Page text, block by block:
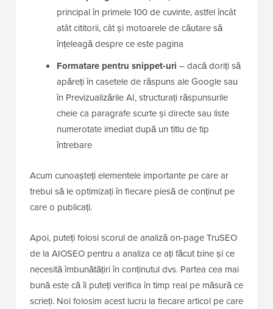
principal în primele 100 de cuvinte, astfel încât
atât cititorii, cât și motoarele de căutare să
înțeleagă despre ce este pagina
Formatare pentru snippet-uri – dacă doriți să
apăreți în casetele de răspuns ale Google sau
în Previzualizările AI, structurați răspunsurile
cheie ca paragrafe scurte și directe sau liste
numerotate imediat după un titlu de tip
întrebare
Acum cunoașteți elementele importante pe care ar
trebui să le optimizați în fiecare piesă de conținut pe
care o publicați.
Apoi, puteți folosi scorul de analiză on-page TruSEO
de la AIOSEO pentru a analiza ce ați făcut bine și ce
necesită îmbunătățiri în conținutul dvs. Partea cea mai
bună este că îl puteți verifica în timp real pe măsură ce
scrieți. Noi folosim acest lucru la fiecare articol pe care